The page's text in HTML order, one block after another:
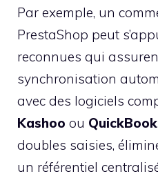
Par exemple, un
PrestaShop peut
reconnues qui
synchronisation
avec des logiciels
Kashoo ou
doubles saisies,
un référentiel